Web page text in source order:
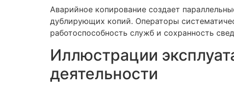
Аварийное копирование создает
дублирующих копий. Операторы
работоспособность служб и сохранность
Иллюстрации
деятельности